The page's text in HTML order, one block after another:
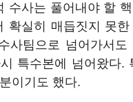
수사는 풀어내야 할
확실히 매듭짓지 못
사팀으로 넘어가서
특수본에 넘어왔다.
이기도 했다.